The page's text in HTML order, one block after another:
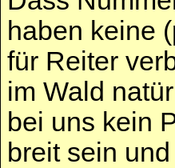
haben keine
für Reiter
im Wald
bei uns kein
breit sein